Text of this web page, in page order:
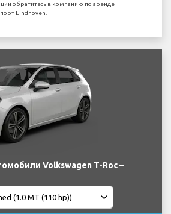
обратитесь в компанию по аренде
Eindhoven.
Volkswagen T-Roc –